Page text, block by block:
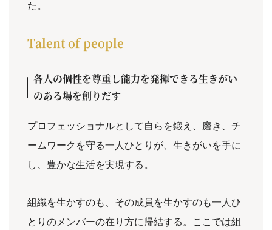
た。
Talent of people
各人の個性を尊重し能力を発揮できる生きがい
のある場を創りだす
プロフェッショナルとして自らを鍛え、磨き、チ
ームワークを守る一人ひとりが、生きがいを手に
し、豊かな生活を実現する。
組織を生かすのも、その成員を生かすのも一人ひ
とりのメンバーの在り方に帰結する。ここでは組